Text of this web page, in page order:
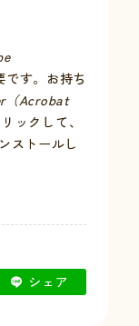
です。お持ち
（Acrobat
ックして、
ストールし
シェア